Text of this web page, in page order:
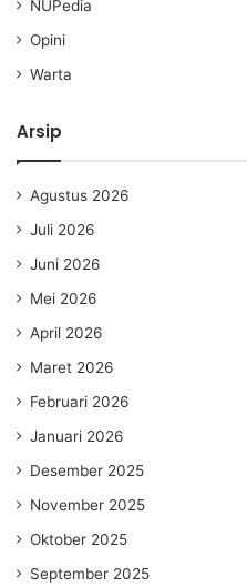
NUPedia
Opini
Warta
Arsip
Agustus 2026
Juli 2026
Juni 2026
Mei 2026
April 2026
Maret 2026
Februari 2026
Januari 2026
Desember 2025
November 2025
Oktober 2025
September 2025